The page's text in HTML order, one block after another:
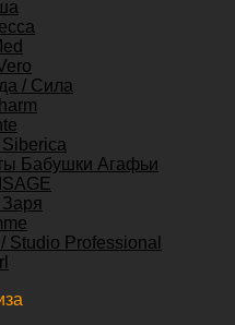
/ Сила
Siberica
Бабушки Агафьи
Studio Professional